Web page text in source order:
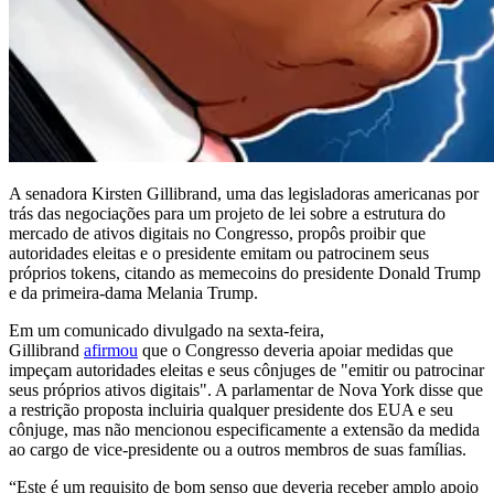
A senadora Kirsten Gillibrand, uma das legisladoras americanas por
trás das negociações para um projeto de lei sobre a estrutura do
mercado de ativos digitais no Congresso, propôs proibir que
autoridades eleitas e o presidente emitam ou patrocinem seus
próprios tokens, citando as memecoins do presidente Donald Trump
e da primeira-dama Melania Trump.
Em um comunicado divulgado na sexta-feira,
Gillibrand afirmou que o Congresso deveria apoiar medidas que
impeçam autoridades eleitas e seus cônjuges de "emitir ou patrocinar
seus próprios ativos digitais". A parlamentar de Nova York disse que
a restrição proposta incluiria qualquer presidente dos EUA e seu
cônjuge, mas não mencionou especificamente a extensão da medida
ao cargo de vice-presidente ou a outros membros de suas famílias.
“Este é um requisito de bom senso que deveria receber amplo apoio